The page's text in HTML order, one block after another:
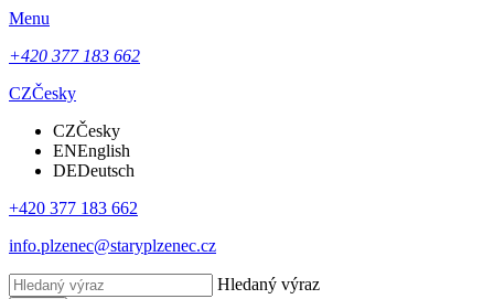
Menu
+420 377 183 662
CZČesky
CZČesky
ENEnglish
DEDeutsch
+420 377 183 662
info.plzenec@staryplzenec.cz
Hledaný výraz